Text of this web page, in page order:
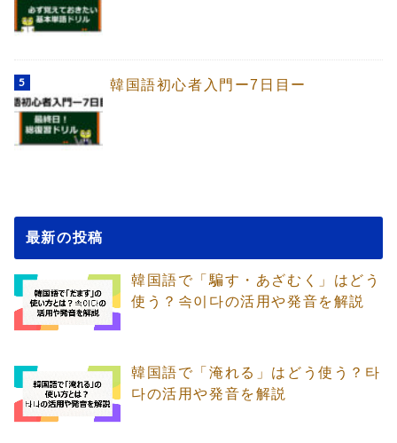
韓国語初心者入門ー7日目ー
最新の投稿
韓国語で「騙す・あざむく」はどう
使う？속이다の活用や発音を解説
韓国語で「淹れる」はどう使う？타
다の活用や発音を解説